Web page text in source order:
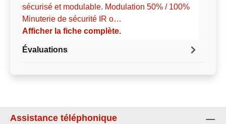
sécurisé et modulable. Modulation 50% / 100%
Minuterie de sécurité IR o…
Afficher la fiche complète.
Évaluations
Assistance téléphonique